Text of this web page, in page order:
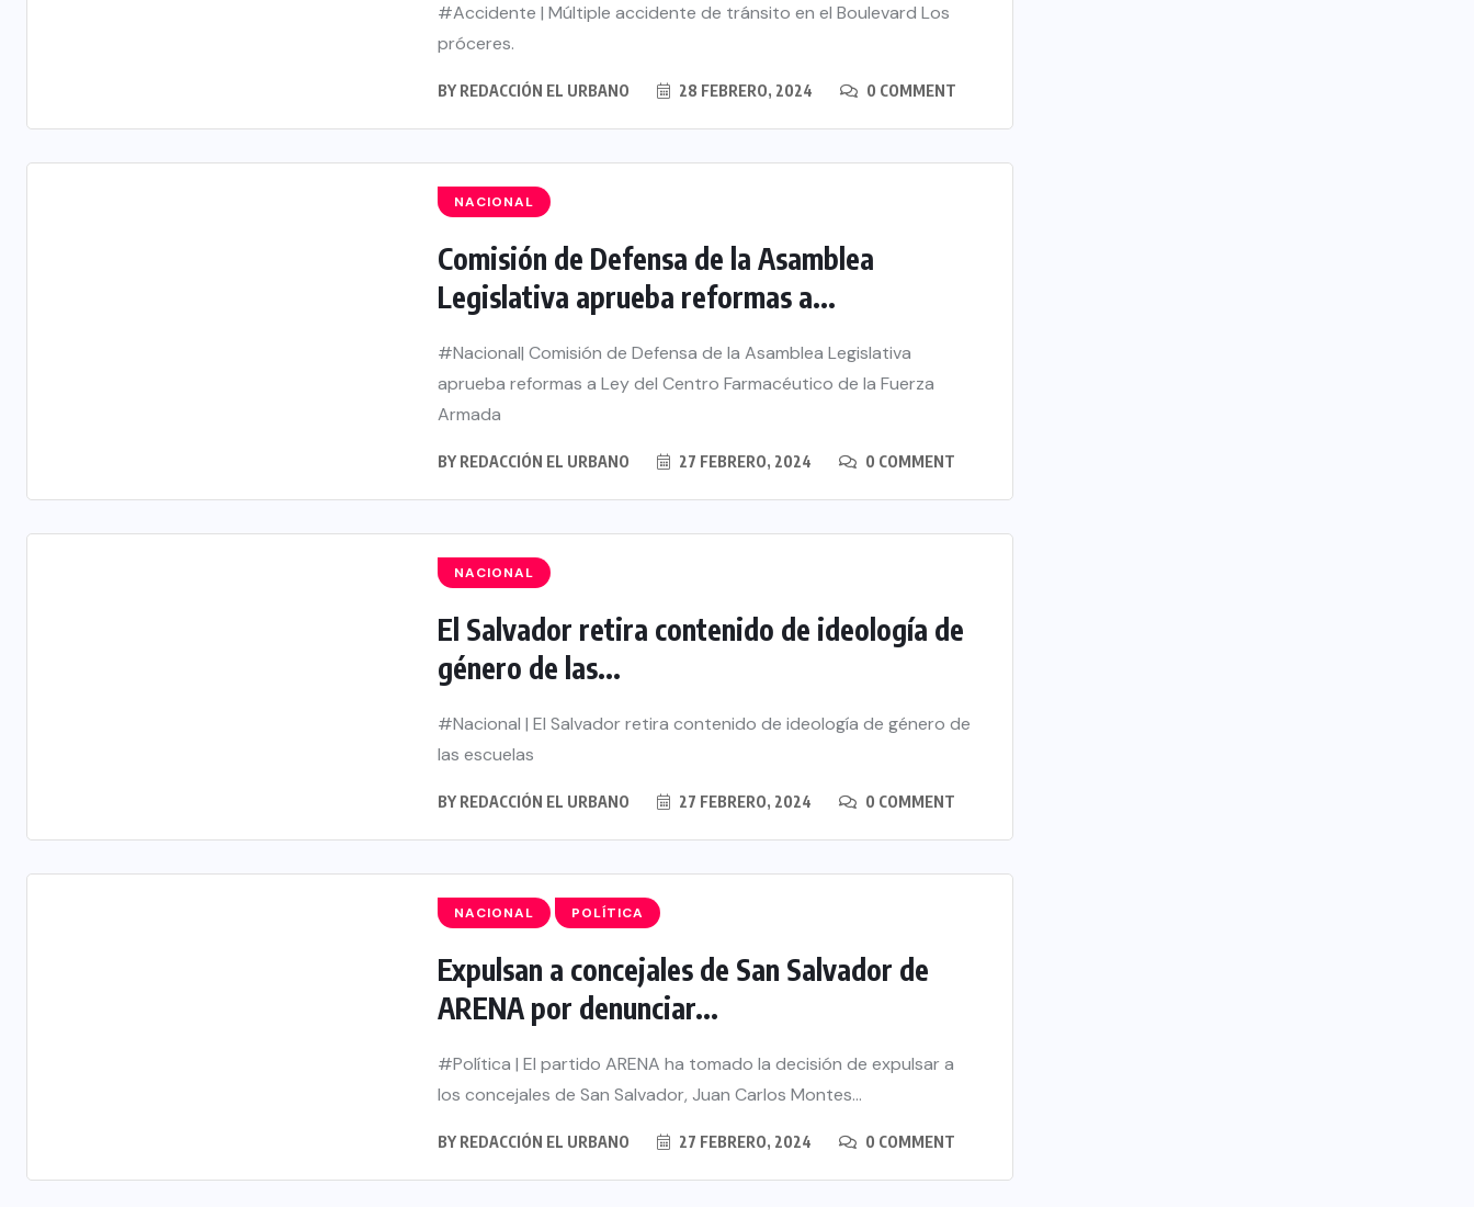
#Accidente | Múltiple accidente de tránsito en el Boulevard Los
próceres.
BY REDACCIÓN EL URBANO 28 FEBRERO, 2024 0 COMMENT
NACIONAL
Comisión de Defensa de la Asamblea
Legislativa aprueba reformas a...
#Nacional| Comisión de Defensa de la Asamblea Legislativa
aprueba reformas a Ley del Centro Farmacéutico de la Fuerza
Armada
BY REDACCIÓN EL URBANO 27 FEBRERO, 2024 0 COMMENT
NACIONAL
El Salvador retira contenido de ideología de
género de las...
#Nacional | El Salvador retira contenido de ideología de género de
las escuelas
BY REDACCIÓN EL URBANO 27 FEBRERO, 2024 0 COMMENT
NACIONAL POLÍTICA
Expulsan a concejales de San Salvador de
ARENA por denunciar...
#Política | El partido ARENA ha tomado la decisión de expulsar a
los concejales de San Salvador, Juan Carlos Montes...
BY REDACCIÓN EL URBANO 27 FEBRERO, 2024 0 COMMENT